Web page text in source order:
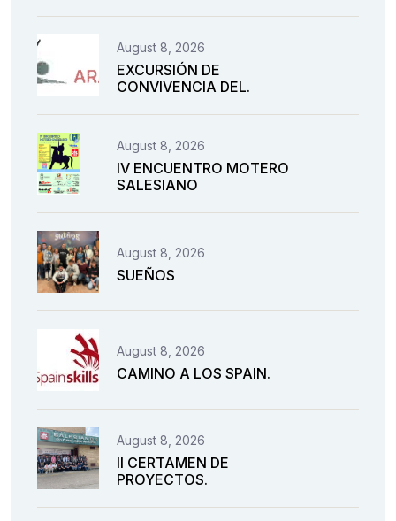
August 8, 2026
EXCURSIÓN DE
CONVIVENCIA DEL.
August 8, 2026
IV ENCUENTRO MOTERO
SALESIANO
August 8, 2026
SUEÑOS
August 8, 2026
CAMINO A LOS SPAIN.
August 8, 2026
II CERTAMEN DE
PROYECTOS.